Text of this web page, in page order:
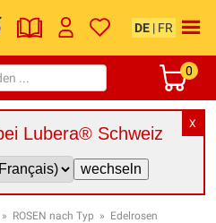
DE | FR
0
X
Lubera® Schweiz
» ROSEN nach Typ » Edelrosen